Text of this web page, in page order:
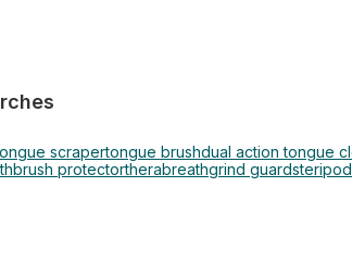
scrapertongue brushdual action tongue
protectortherabreathgrind guardsteripod